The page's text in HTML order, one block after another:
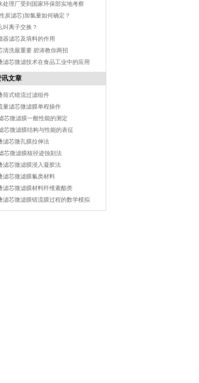
处理厂受到国家环保部实地考察
炭滤芯)加氯量如何确定？
叫离子交换？
器滤芯及填料的作用
清洗最重要 碧涛教你两招
滤芯微滤技术在食品工业中的应用
文章
筒式错流过滤组件
量滤芯微滤膜单程操作
芯微滤膜一般性能的测定
芯微滤膜结构与性能的表征
滤芯微孔膜拉伸法
芯微滤膜核径迹蚀刻法
滤芯微滤膜浸入凝胶法
滤芯微滤膜氟类材料
滤芯微滤膜材料纤维素酯类
滤芯微滤膜错流膜过程的数学模拟